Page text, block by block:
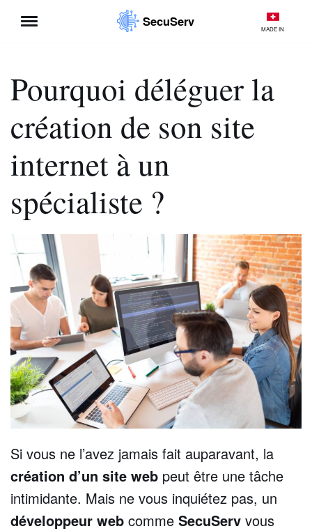
SecuServ MADE IN
Pourquoi déléguer la
création de son site
internet à un
spécialiste ?
Si vous ne l’avez jamais fait auparavant, la
création d’un site web peut être une tâche
intimidante. Mais ne vous inquiétez pas, un
développeur web comme SecuServ vous